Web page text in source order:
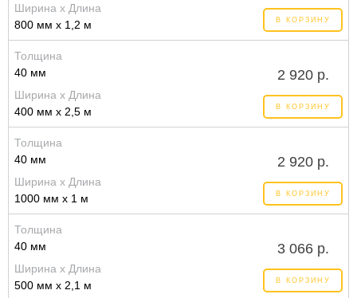
Ширина x Длина
800 мм x 1,2 м
В КОРЗИНУ
Толщина
40 мм
Ширина x Длина
400 мм x 2,5 м
2 920 р.
В КОРЗИНУ
Толщина
40 мм
Ширина x Длина
1000 мм x 1 м
2 920 р.
В КОРЗИНУ
Толщина
40 мм
Ширина x Длина
500 мм x 2,1 м
3 066 р.
В КОРЗИНУ